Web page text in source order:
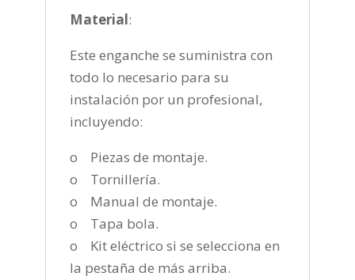
Material:
Este enganche se suministra con
todo lo necesario para su
instalación por un profesional,
incluyendo:
o Piezas de montaje.
o Tornillería.
o Manual de montaje.
o Tapa bola.
o Kit eléctrico si se selecciona en
la pestaña de más arriba.